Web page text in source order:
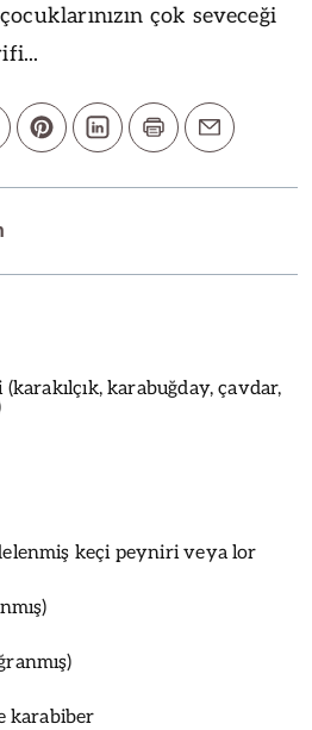
çok seveceği
karabuğday, çavdar,
keçi peyniri veya lor
karabiber